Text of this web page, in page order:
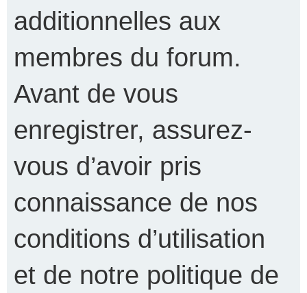
additionnelles aux
membres du forum.
Avant de vous
enregistrer, assurez-
vous d’avoir pris
connaissance de nos
conditions d’utilisation
et de notre politique de